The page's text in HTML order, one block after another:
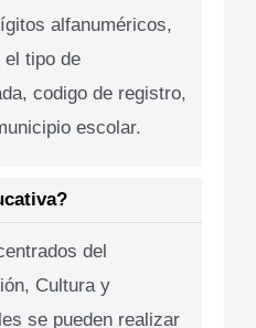
alfanuméricos,
el tipo de
codigo de registro,
escolar.
del
Cultura y
se pueden realizar